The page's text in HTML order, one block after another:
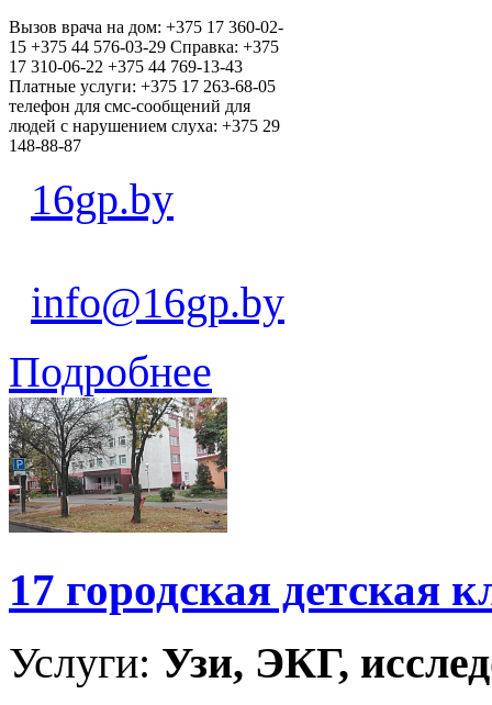
Вызов врача на дом: +375 17 360-02-
15 +375 44 576-03-29 Справка: +375
17 310-06-22 +375 44 769-13-43
Платные услуги: +375 17 263-68-05
телефон для смс-сообщений для
людей с нарушением слуха: +375 29
148-88-87
16gp.by
info@16gp.by
Подробнее
17 городская детская
Услуги: Узи, ЭКГ,